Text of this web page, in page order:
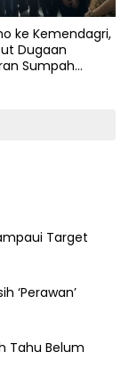
ke Kemendagri,
Dugaan
Sumpah
Target
‘Perawan’
Tahu Belum